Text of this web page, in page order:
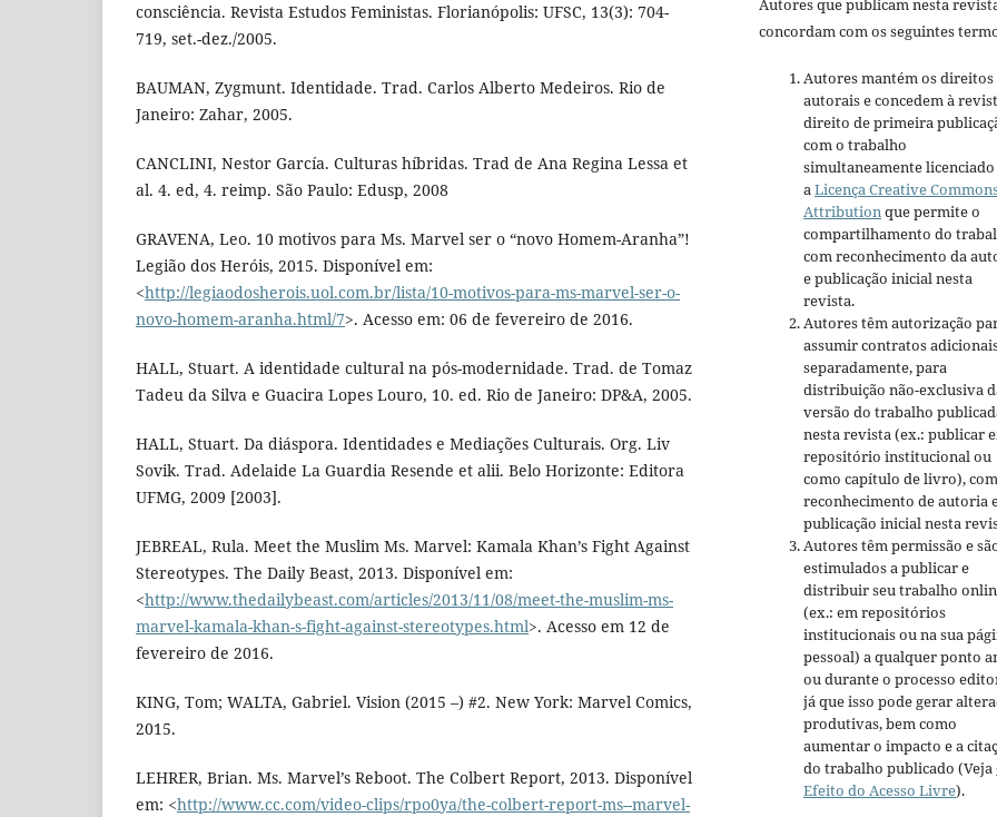
consciência. Revista Estudos Feministas. Florianópolis: UFSC, 13(3): 704-
719, set.-dez./2005.
BAUMAN, Zygmunt. Identidade. Trad. Carlos Alberto Medeiros. Rio de
Janeiro: Zahar, 2005.
CANCLINI, Nestor García. Culturas híbridas. Trad de Ana Regina Lessa et
al. 4. ed, 4. reimp. São Paulo: Edusp, 2008
GRAVENA, Leo. 10 motivos para Ms. Marvel ser o “novo Homem-Aranha”!
Legião dos Heróis, 2015. Disponível em:
<http://legiaodosherois.uol.com.br/lista/10-motivos-para-ms-marvel-ser-o-
novo-homem-aranha.html/7>. Acesso em: 06 de fevereiro de 2016.
HALL, Stuart. A identidade cultural na pós-modernidade. Trad. de Tomaz
Tadeu da Silva e Guacira Lopes Louro, 10. ed. Rio de Janeiro: DP&A, 2005.
HALL, Stuart. Da diáspora. Identidades e Mediações Culturais. Org. Liv
Sovik. Trad. Adelaide La Guardia Resende et alii. Belo Horizonte: Editora
UFMG, 2009 [2003].
JEBREAL, Rula. Meet the Muslim Ms. Marvel: Kamala Khan’s Fight Against
Stereotypes. The Daily Beast, 2013. Disponível em:
<http://www.thedailybeast.com/articles/2013/11/08/meet-the-muslim-ms-
marvel-kamala-khan-s-fight-against-stereotypes.html>. Acesso em 12 de
fevereiro de 2016.
KING, Tom; WALTA, Gabriel. Vision (2015 –) #2. New York: Marvel Comics,
2015.
LEHRER, Brian. Ms. Marvel’s Reboot. The Colbert Report, 2013. Disponível
em: <http://www.cc.com/video-clips/rpo0ya/the-colbert-report-ms--marvel-
Autores que publicam nesta
concordam com os seguintes
Autores mantém os direitos
autorais e concedem à
direito de primeira
com o trabalho
simultaneamente
aLicença Creative
Attributionque permite o
compartilhamento do
com reconhecimento da
e publicação inicial nesta
revista.
Autores têm autorização
assumir contratos
separadamente, para
distribuição não-exclusiva
versão do trabalho
nesta revista (ex.: publicar
repositório institucional ou
como capítulo de livro), com
reconhecimento de autoria
publicação inicial nesta
Autores têm permissão e
estimulados a publicar e
distribuir seu trabalho
(ex.: em repositórios
institucionais ou na sua
pessoal) a qualquer ponto
ou durante o processo
já que isso pode gerar
produtivas, bem como
aumentar o impacto e a
do trabalho publicado (Veja
Efeito do Acesso Livre).